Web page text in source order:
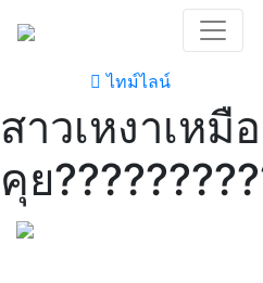
ไทม์ไลน์
สาวเหงาเหมื
คุย